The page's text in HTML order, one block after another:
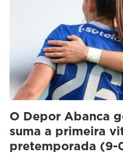
O Depor Abanca
suma a primeira
pretemporada (9-